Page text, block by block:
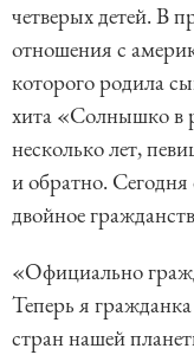
четверых детей. В
отношения с
которого родила
хита «Солнышко в
несколько лет,
и обратно.
двойное
«Официально
Теперь я
стран нашей